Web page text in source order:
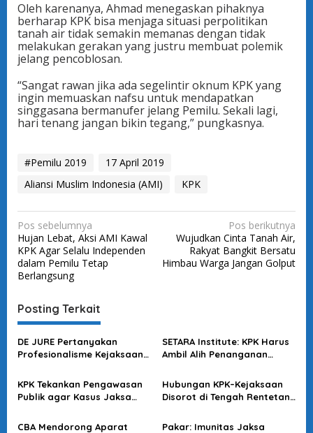
Oleh karenanya, Ahmad menegaskan pihaknya
berharap KPK bisa menjaga situasi perpolitikan
tanah air tidak semakin memanas dengan tidak
melakukan gerakan yang justru membuat polemik
jelang pencoblosan.
“Sangat rawan jika ada segelintir oknum KPK yang
ingin memuaskan nafsu untuk mendapatkan
singgasana bermanufer jelang Pemilu. Sekali lagi,
hari tenang jangan bikin tegang,” pungkasnya.
#Pemilu 2019
17 April 2019
Aliansi Muslim Indonesia (AMI)
KPK
N
a
v
i
g
a
s
i
p
o
s
Pos sebelumnya
Hujan Lebat, Aksi AMI Kawal
KPK Agar Selalu Independen
dalam Pemilu Tetap
Berlangsung
Pos berikutnya
Wujudkan Cinta Tanah Air,
Rakyat Bangkit Bersatu
Himbau Warga Jangan Golput
Posting Terkait
DE JURE Pertanyakan
Profesionalisme Kejaksaan
SETARA Institute: KPK Harus
Ambil Alih Penanganan
Febrie Adriansyah
KPK Tekankan Pengawasan
Publik agar Kasus Jaksa
Hubungan KPK–Kejaksaan
Disorot di Tengah Rentetan
CBA Mendorong Aparat
Pakar: Imunitas Jaksa